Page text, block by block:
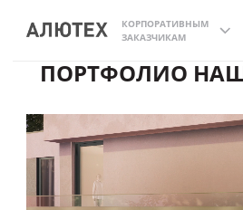
КОРПОРАТИВНЫМ
ЗАКАЗЧИКАМ
ПОРТФОЛИО